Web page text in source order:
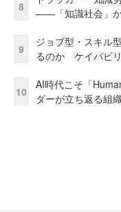
8
——「知識社会」か
9
ジョブ型・スキル
るのか ケイパビ
10
AI時代こそ「
ダーが立ち返る組